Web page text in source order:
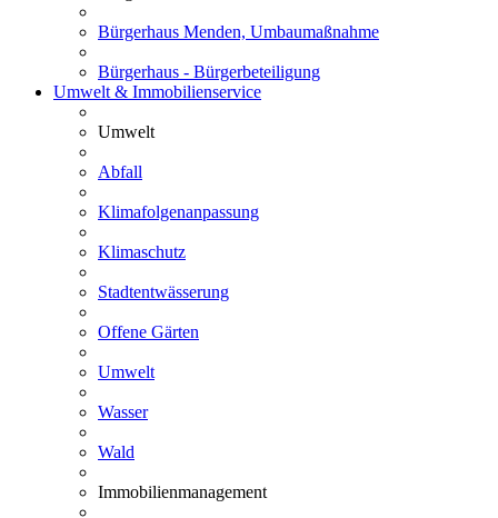
Bürgerhaus Menden, Umbaumaßnahme
Bürgerhaus - Bürgerbeteiligung
Umwelt & Immobilienservice
Umwelt
Abfall
Klimafolgenanpassung
Klimaschutz
Stadtentwässerung
Offene Gärten
Umwelt
Wasser
Wald
Immobilienmanagement